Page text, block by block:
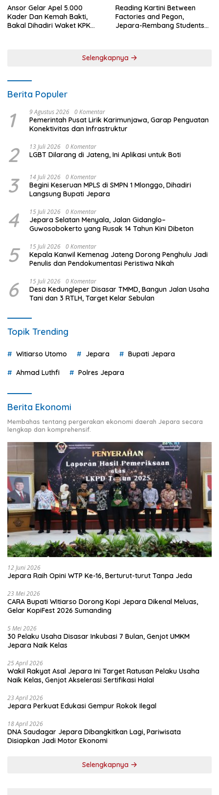
Ansor Gelar Apel 5.000
Kader Dan Kemah Bakti,
Bakal Dihadiri Waket KPK
Reading Kartini Between
Factories and Pegon,
Jepara-Rembang Students
Selengkapnya
Berita Populer
1 9 Agustus 2026 0 Komentar
Pemerintah Pusat Lirik Karimunjawa, Garap Penguatan
Konektivitas dan Infrastruktur
2 13 Juli 2026 0 Komentar
LGBT Dilarang di Jateng, Ini Aplikasi untuk Boti
3 14 Juli 2026 0 Komentar
Begini Keseruan MPLS di SMPN 1 Mlonggo, Dihadiri
Langsung Bupati Jepara
4 15 Juli 2026 0 Komentar
Jepara Selatan Menyala, Jalan Gidanglo–
Guwosobokerto yang Rusak 14 Tahun Kini Dibeton
5 15 Juli 2026 0 Komentar
Kepala Kanwil Kemenag Jateng Dorong Penghulu Jadi
Penulis dan Pendokumentasi Peristiwa Nikah
6 15 Juli 2026 0 Komentar
Desa Kedungleper Disasar TMMD, Bangun Jalan Usaha
Tani dan 3 RTLH, Target Kelar Sebulan
Topik Trending
Witiarso Utomo Jepara Bupati Jepara
Ahmad Luthfi Polres Jepara
Berita Ekonomi
Membahas tentang pergerakan ekonomi daerah Jepara secara
lengkap dan komprehensif.
12 Juni 2026
Jepara Raih Opini WTP Ke-16, Berturut-turut Tanpa Jeda
23 Mei 2026
CARA Bupati Witiarso Dorong Kopi Jepara Dikenal Meluas,
Gelar KopiFest 2026 Sumanding
5 Mei 2026
30 Pelaku Usaha Disasar Inkubasi 7 Bulan, Genjot UMKM
Jepara Naik Kelas
25 April 2026
Wakil Rakyat Asal Jepara Ini Target Ratusan Pelaku Usaha
Naik Kelas, Genjot Akselerasi Sertifikasi Halal
23 April 2026
Jepara Perkuat Edukasi Gempur Rokok Ilegal
18 April 2026
DNA Saudagar Jepara Dibangkitkan Lagi, Pariwisata
Disiapkan Jadi Motor Ekonomi
Selengkapnya